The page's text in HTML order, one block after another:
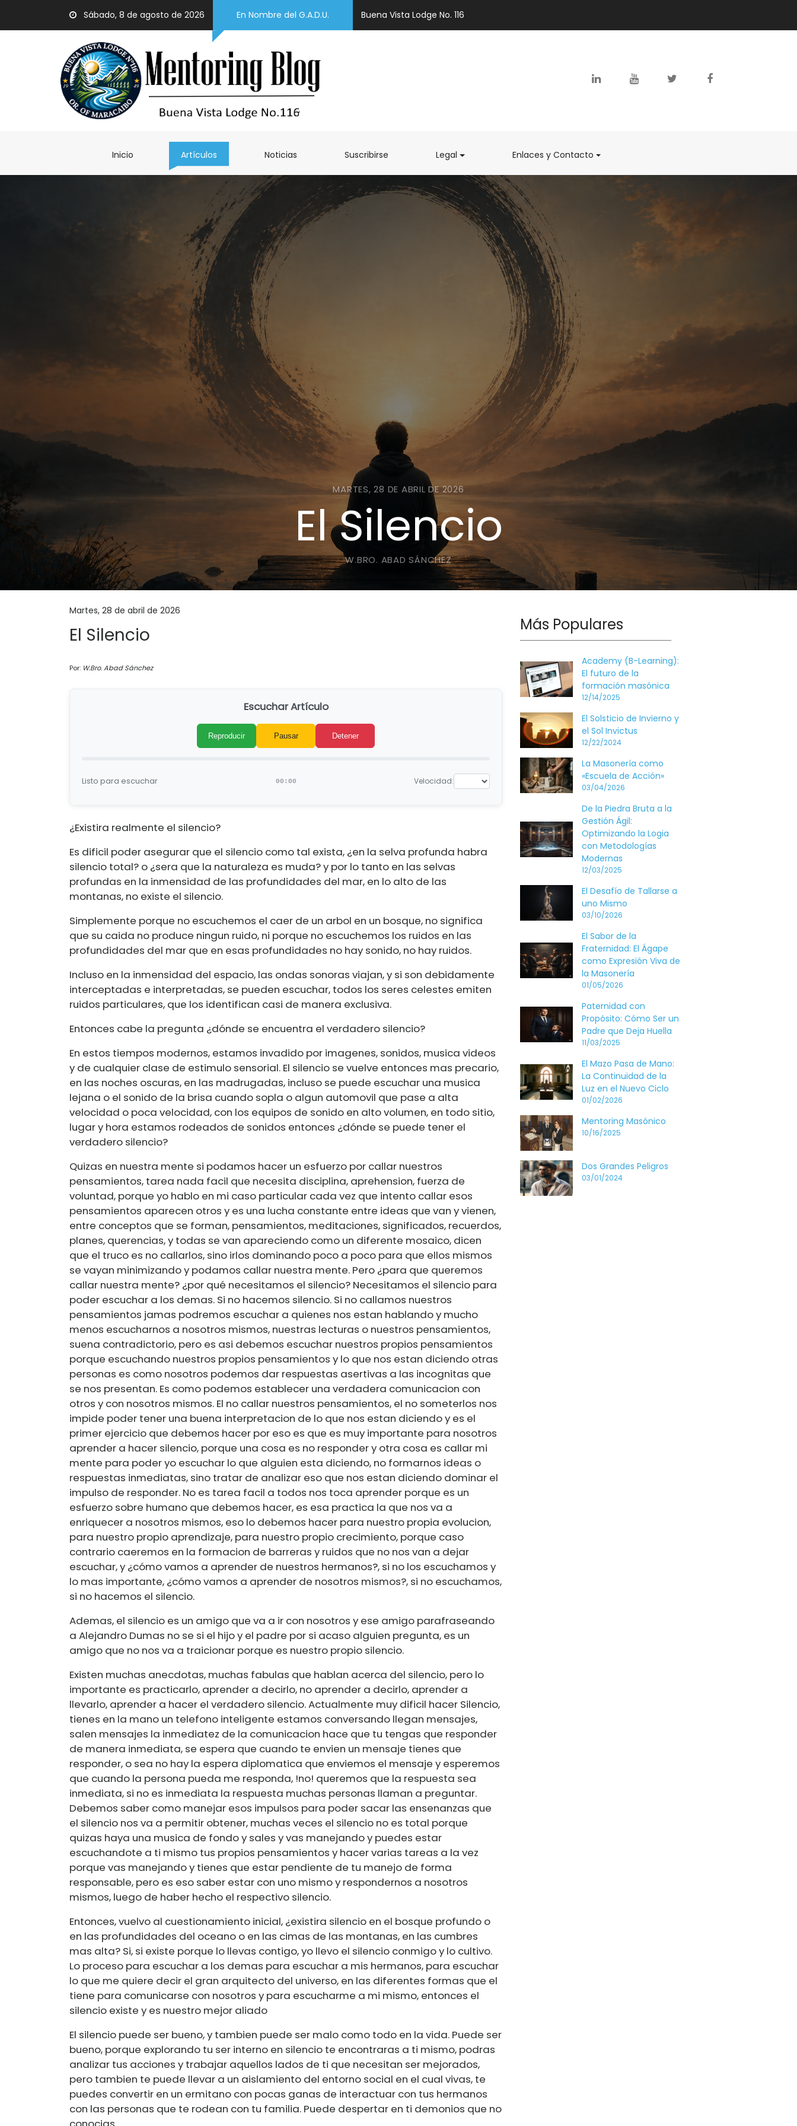
Sábado, 8 de agosto de 2026 En Nombre del G.A.D.U. Buena Vista Lodge No. 116
Inicio Artículos Noticias Suscribirse Legal Enlaces y Contacto
MARTES, 28 DE ABRIL DE 2026
El Silencio
W.BRO. ABAD SÁNCHEZ
Martes, 28 de abril de 2026
El Silencio
Por: W.Bro. Abad Sánchez
Escuchar Artículo
Reproducir Pausar Detener
Listo para escuchar 00:00 Velocidad:
¿Existira realmente el silencio?
Es dificil poder asegurar que el silencio como tal exista, ¿en la selva profunda habra
silencio total? o ¿sera que la naturaleza es muda? y por lo tanto en las selvas
profundas en la inmensidad de las profundidades del mar, en lo alto de las
montanas, no existe el silencio.
Simplemente porque no escuchemos el caer de un arbol en un bosque, no significa
que su caida no produce ningun ruido, ni porque no escuchemos los ruidos en las
profundidades del mar que en esas profundidades no hay sonido, no hay ruidos.
Incluso en la inmensidad del espacio, las ondas sonoras viajan, y si son debidamente
interceptadas e interpretadas, se pueden escuchar, todos los seres celestes emiten
ruidos particulares, que los identifican casi de manera exclusiva.
Entonces cabe la pregunta ¿dónde se encuentra el verdadero silencio?
En estos tiempos modernos, estamos invadido por imagenes, sonidos, musica videos
y de cualquier clase de estimulo sensorial. El silencio se vuelve entonces mas precario,
en las noches oscuras, en las madrugadas, incluso se puede escuchar una musica
lejana o el sonido de la brisa cuando sopla o algun automovil que pase a alta
velocidad o poca velocidad, con los equipos de sonido en alto volumen, en todo sitio,
lugar y hora estamos rodeados de sonidos entonces ¿dónde se puede tener el
verdadero silencio?
Quizas en nuestra mente si podamos hacer un esfuerzo por callar nuestros
pensamientos, tarea nada facil que necesita disciplina, aprehension, fuerza de
voluntad, porque yo hablo en mi caso particular cada vez que intento callar esos
pensamientos aparecen otros y es una lucha constante entre ideas que van y vienen,
entre conceptos que se forman, pensamientos, meditaciones, significados, recuerdos,
planes, querencias, y todas se van apareciendo como un diferente mosaico, dicen
que el truco es no callarlos, sino irlos dominando poco a poco para que ellos mismos
se vayan minimizando y podamos callar nuestra mente. Pero ¿para que queremos
callar nuestra mente? ¿por qué necesitamos el silencio? Necesitamos el silencio para
poder escuchar a los demas. Si no hacemos silencio. Si no callamos nuestros
pensamientos jamas podremos escuchar a quienes nos estan hablando y mucho
menos escucharnos a nosotros mismos, nuestras lecturas o nuestros pensamientos,
suena contradictorio, pero es asi debemos escuchar nuestros propios pensamientos
porque escuchando nuestros propios pensamientos y lo que nos estan diciendo otras
personas es como nosotros podemos dar respuestas asertivas a las incognitas que
se nos presentan. Es como podemos establecer una verdadera comunicacion con
otros y con nosotros mismos. El no callar nuestros pensamientos, el no someterlos nos
impide poder tener una buena interpretacion de lo que nos estan diciendo y es el
primer ejercicio que debemos hacer por eso es que es muy importante para nosotros
aprender a hacer silencio, porque una cosa es no responder y otra cosa es callar mi
mente para poder yo escuchar lo que alguien esta diciendo, no formarnos ideas o
respuestas inmediatas, sino tratar de analizar eso que nos estan diciendo dominar el
impulso de responder. No es tarea facil a todos nos toca aprender porque es un
esfuerzo sobre humano que debemos hacer, es esa practica la que nos va a
enriquecer a nosotros mismos, eso lo debemos hacer para nuestro propia evolucion,
para nuestro propio aprendizaje, para nuestro propio crecimiento, porque caso
contrario caeremos en la formacion de barreras y ruidos que no nos van a dejar
escuchar, y ¿cómo vamos a aprender de nuestros hermanos?, si no los escuchamos y
lo mas importante, ¿cómo vamos a aprender de nosotros mismos?, si no escuchamos,
si no hacemos el silencio.
Ademas, el silencio es un amigo que va a ir con nosotros y ese amigo parafraseando
a Alejandro Dumas no se si el hijo y el padre por si acaso alguien pregunta, es un
amigo que no nos va a traicionar porque es nuestro propio silencio.
Existen muchas anecdotas, muchas fabulas que hablan acerca del silencio, pero lo
importante es practicarlo, aprender a decirlo, no aprender a decirlo, aprender a
llevarlo, aprender a hacer el verdadero silencio. Actualmente muy dificil hacer Silencio,
tienes en la mano un telefono inteligente estamos conversando llegan mensajes,
salen mensajes la inmediatez de la comunicacion hace que tu tengas que responder
de manera inmediata, se espera que cuando te envien un mensaje tienes que
responder, o sea no hay la espera diplomatica que enviemos el mensaje y esperemos
que cuando la persona pueda me responda, !no! queremos que la respuesta sea
inmediata, si no es inmediata la respuesta muchas personas llaman a preguntar.
Debemos saber como manejar esos impulsos para poder sacar las ensenanzas que
el silencio nos va a permitir obtener, muchas veces el silencio no es total porque
quizas haya una musica de fondo y sales y vas manejando y puedes estar
escuchandote a ti mismo tus propios pensamientos y hacer varias tareas a la vez
porque vas manejando y tienes que estar pendiente de tu manejo de forma
responsable, pero es eso saber estar con uno mismo y respondernos a nosotros
mismos, luego de haber hecho el respectivo silencio.
Entonces, vuelvo al cuestionamiento inicial, ¿existira silencio en el bosque profundo o
en las profundidades del oceano o en las cimas de las montanas, en las cumbres
mas alta? Si, si existe porque lo llevas contigo, yo llevo el silencio conmigo y lo cultivo.
Lo proceso para escuchar a los demas para escuchar a mis hermanos, para escuchar
lo que me quiere decir el gran arquitecto del universo, en las diferentes formas que el
tiene para comunicarse con nosotros y para escucharme a mi mismo, entonces el
silencio existe y es nuestro mejor aliado
El silencio puede ser bueno, y tambien puede ser malo como todo en la vida. Puede ser
bueno, porque explorando tu ser interno en silencio te encontraras a ti mismo, podras
analizar tus acciones y trabajar aquellos lados de ti que necesitan ser mejorados,
pero tambien te puede llevar a un aislamiento del entorno social en el cual vivas, te
puedes convertir en un ermitano con pocas ganas de interactuar con tus hermanos
con las personas que te rodean con tu familia. Puede despertar en ti demonios que no
Más Populares
Academy (B-Learning):
El futuro de la
formación masónica
12/14/2025
El Solsticio de Invierno y
el Sol Invictus
12/22/2024
La Masonería como
«Escuela de Acción»
03/04/2026
De la Piedra Bruta a la
Gestión Ágil:
Optimizando la Logia
con Metodologías
Modernas
12/03/2025
El Desafío de Tallarse a
uno Mismo
03/10/2026
El Sabor de la
Fraternidad: El Ágape
como Expresión Viva de
la Masonería
01/05/2026
Paternidad con
Propósito: Cómo Ser un
Padre que Deja Huella
11/03/2025
El Mazo Pasa de Mano:
La Continuidad de la
Luz en el Nuevo Ciclo
01/02/2026
Mentoring Masónico
10/16/2025
Dos Grandes Peligros
03/01/2024